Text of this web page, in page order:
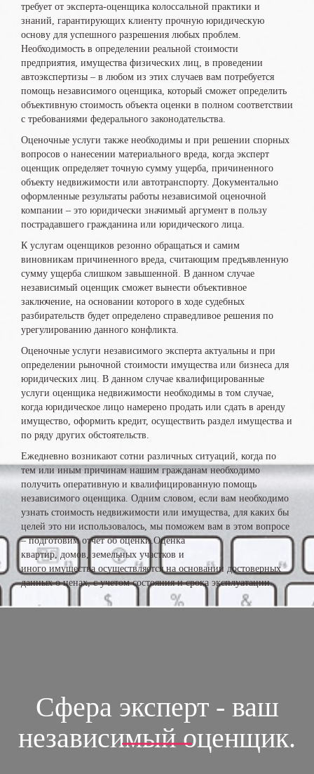
требует от эксперта-оценщика колоссальной практики и
знаний, гарантирующих клиенту прочную юридическую
основу для успешного разрешения любых проблем.
Необходимость в определении реальной стоимости
предприятия, имущества физических лиц, в проведении
автоэкспертизы – в любом из этих случаев вам потребуется
помощь независимого оценщика, который сможет определить
объективную стоимость объекта оценки в полном соответствии
с требованиями федерального законодательства.
Оценочные услуги также необходимы и при решении спорных
вопросов о нанесении материального вреда, когда эксперт
оценщик определяет точную сумму ущерба, причиненного
объекту недвижимости или автотранспорту. Документально
оформленные результаты работы независимой оценочной
компании – это юридически значимый аргумент в пользу
пострадавшего гражданина или юридического лица.
К услугам оценщиков резонно обращаться и самим
виновникам причиненного вреда, считающим предъявленную
сумму ущерба слишком завышенной. В данном случае
независимый оценщик сможет вынести объективное
заключение, на основании которого в ходе судебных
разбирательств будет определено справедливое решения по
урегулированию данного конфликта.
Оценочные услуги независимого эксперта актуальны и при
определении рыночной стоимости имущества или бизнеса для
юридических лиц. В данном случае квалифицированные
услуги оценщика недвижимости необходимы в том случае,
когда юридическое лицо намерено продать или сдать в аренду
имущество, оформить кредит, осуществить раздел имущества и
по ряду других обстоятельств.
Ежедневно возникают сотни различных ситуаций, когда по
тем или иным причинам нашим гражданам необходимо
получить оперативную и квалифицированную помощь
независимого оценщика. Одним словом, если вам необходимо
узнать стоимость недвижимости или имущества, для каких бы
целей это ни использовалось, мы поможем вам в этом вопросе
– подготовим отчет об оценки.Оценка
квартир, домов, земельных участков и
иного имущества осуществляется на основании достоверных
данных о ценах, с учетом состояния и срока эксплуатации.
Сфера эксперт - ваш
независимый оценщик.